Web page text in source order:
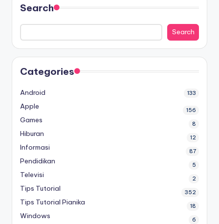
Search
Search
Categories
Android 133
Apple 156
Games 8
Hiburan 12
Informasi 87
Pendidikan 5
Televisi 2
Tips Tutorial 352
Tips Tutorial Pianika 18
Windows 6